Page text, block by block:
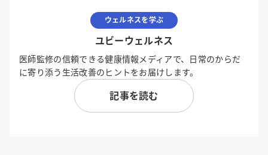
ウェルネスを学ぶ
ユビーウェルネス
医師監修の信頼できる健康情報メディアで、日常のからだ
に寄り添う生活改善のヒントをお届けします。
記事を読む